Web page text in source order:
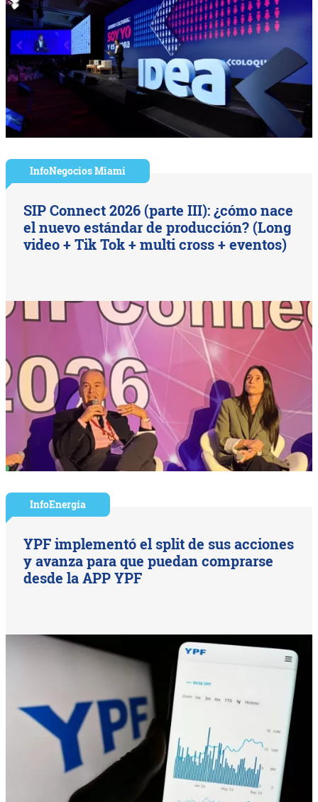
InfoNegocios Miami
SIP Connect 2026 (parte III): ¿cómo nace
el nuevo estándar de producción? (Long
video + Tik Tok + multi cross + eventos)
InfoEnergía
YPF implementó el split de sus acciones
y avanza para que puedan comprarse
desde la APP YPF